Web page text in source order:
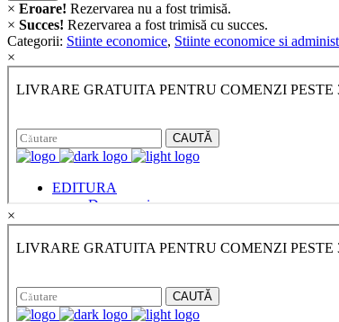
× Eroare! Rezervarea nu a fost trimisă.
× Succes! Rezervarea a fost trimisă cu succes.
Categorii: Stiinte economice, Stiinte economice si
×
×